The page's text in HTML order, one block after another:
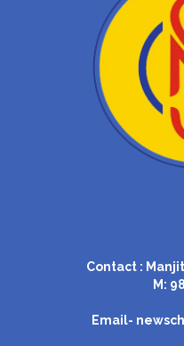
Contact :
M:
Email-